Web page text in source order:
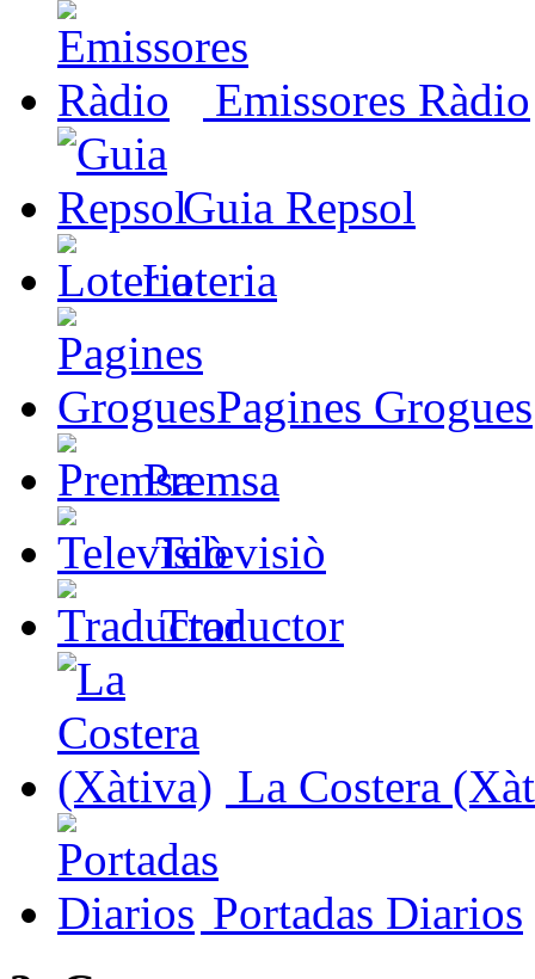
Emissores Ràdio
Guia Repsol
Loteria
Pagines Grogues
Premsa
Televisiò
Traductor
La Costera
Portadas Diarios